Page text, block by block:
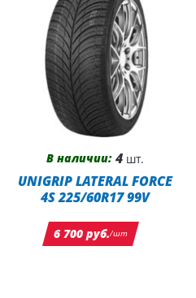
В наличии: 4шт.
UNIGRIP LATERAL FORCE
4S 225/60R17 99V
6 700 руб./шт